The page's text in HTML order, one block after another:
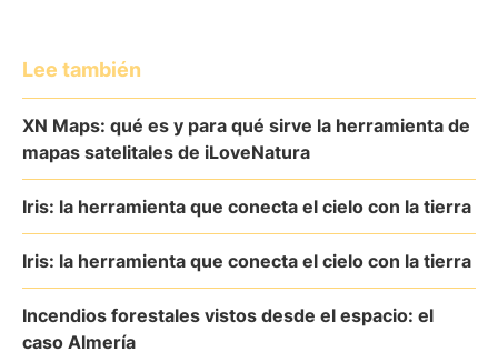
Lee también
XN Maps: qué es y para qué sirve la herramienta de
mapas satelitales de iLoveNatura
Iris: la herramienta que conecta el cielo con la tierra
Iris: la herramienta que conecta el cielo con la tierra
Incendios forestales vistos desde el espacio: el
caso Almería